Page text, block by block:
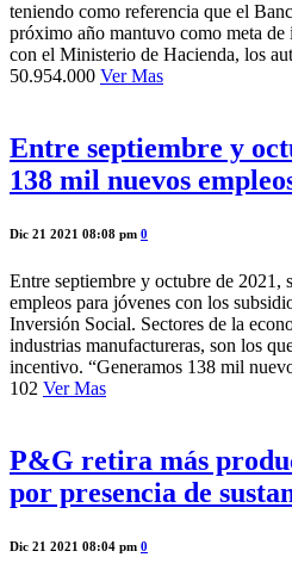
teniendo como referencia que el
próximo año mantuvo como meta
con el Ministerio de Hacienda, los
50.954.000 Ver Mas
Entre septiembre y
138 mil nuevos
Dic 21 2021 08:08 pm 0
Entre septiembre y octubre de 2021,
empleos para jóvenes con los
Inversión Social. Sectores de la
industrias manufactureras, son los
incentivo. “Generamos 138 mil
102 Ver Mas
P&G retira más
por presencia de
Dic 21 2021 08:04 pm 0